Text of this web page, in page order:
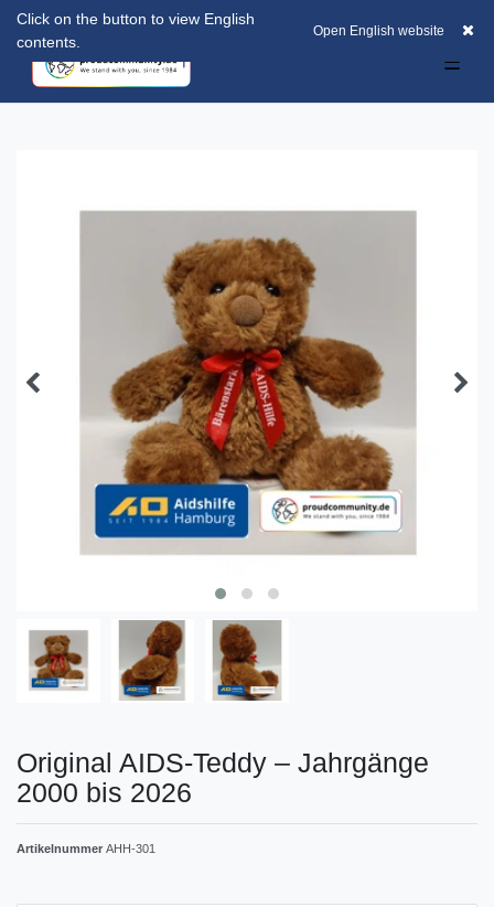
☰
Click on the button to view English
contents.
Open English website
Original AIDS-Teddy – Jahrgänge
2000 bis 2026
Artikelnummer AHH-301